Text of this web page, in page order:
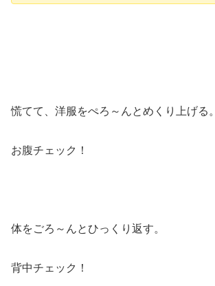
慌てて、洋服をぺろ～んとめくり上げる。
お腹チェック！
体をごろ～んとひっくり返す。
背中チェック！